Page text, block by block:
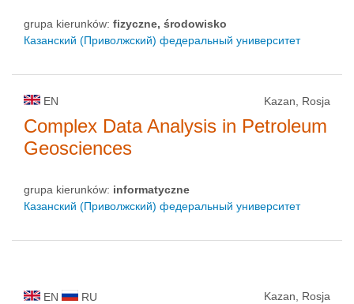
grupa kierunków: fizyczne, środowisko
Казанский (Приволжский) федеральный университет
EN Kazan, Rosja
Complex Data Analysis in Petroleum
Geosciences
grupa kierunków: informatyczne
Казанский (Приволжский) федеральный университет
EN RU Kazan, Rosja